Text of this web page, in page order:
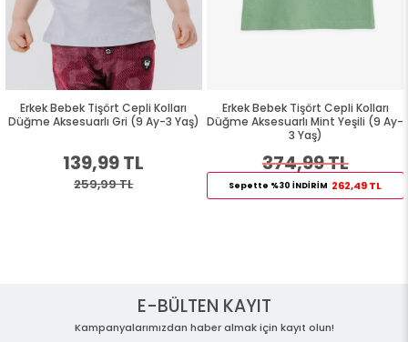
Erkek Bebek Tişört Cepli Kolları
Düğme Aksesuarlı Gri (9 Ay-3 Yaş)
139,99 TL
259,99 TL
Erkek Bebek Tişört Cepli Kolları
Düğme Aksesuarlı Mint Yeşili (9 Ay-
3 Yaş)
374,99 TL
Sepette %30 İNDİRİM 262,49 TL
E-BÜLTEN KAYIT
Kampanyalarımızdan haber almak için kayıt olun!